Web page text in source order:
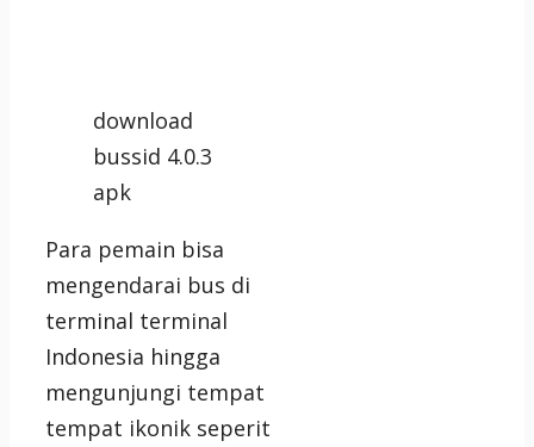
download
bussid 4.0.3
apk
Para pemain bisa
mengendarai bus di
terminal terminal
Indonesia hingga
mengunjungi tempat
tempat ikonik seperit